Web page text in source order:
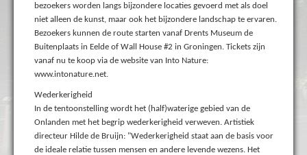
bezoekers worden langs bijzondere locaties gevoerd met als doel
niet alleen de kunst, maar ook het bijzondere landschap te ervaren.
Bezoekers kunnen de route starten vanaf Drents Museum de
Buitenplaats in Eelde of Wall House #2 in Groningen. Tickets zijn
vanaf nu te koop via de website van Into Nature:
www.intonature.net.
Wederkerigheid
In de tentoonstelling wordt het (half)waterige gebied van de
Onlanden met het begrip wederkerigheid verweven. Artistiek
directeur Hilde de Bruijn: "Wederkerigheid staat aan de basis voor
de ideale relatie tussen mensen en andere levende wezens. Het